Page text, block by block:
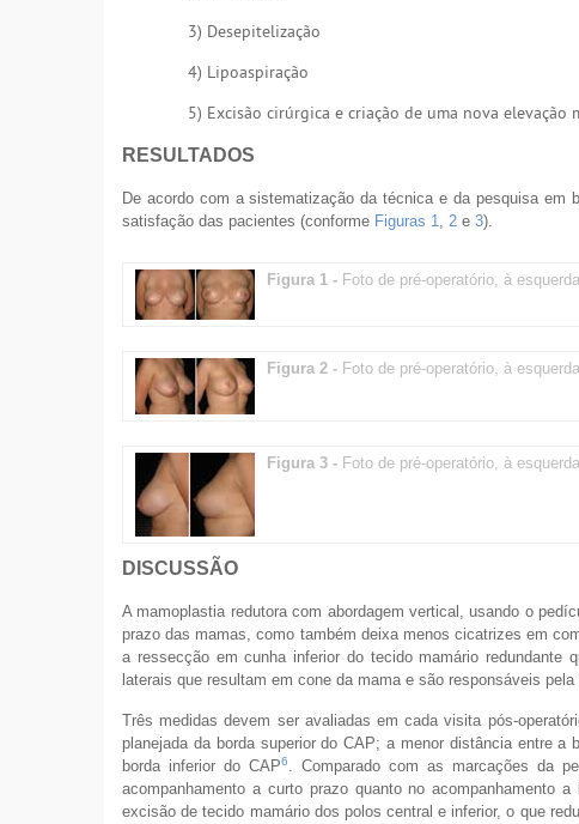
3) Desepitelização
4) Lipoaspiração
5) Excisão cirúrgica e criação de uma nova elevação
RESULTADOS
De acordo com a sistematização da técnica e da pesquisa em
satisfação das pacientes (conforme Figuras 1, 2 e 3).
Figura 1 - Foto de pré-operatório, à
Figura 2 - Foto de pré-operatório, à
Figura 3 - Foto de pré-operatório, à
DISCUSSÃO
A mamoplastia redutora com abordagem vertical, usando o
prazo das mamas, como também deixa menos cicatrizes em
a ressecção em cunha inferior do tecido mamário
laterais que resultam em cone da mama e são responsáveis
Três medidas devem ser avaliadas em cada visita pós-
planejada da borda superior do CAP; a menor distância entre
borda inferior do CAP6. Comparado com as marcações da
acompanhamento a curto prazo quanto no acompanhamento
excisão de tecido mamário dos polos central e inferior, o que